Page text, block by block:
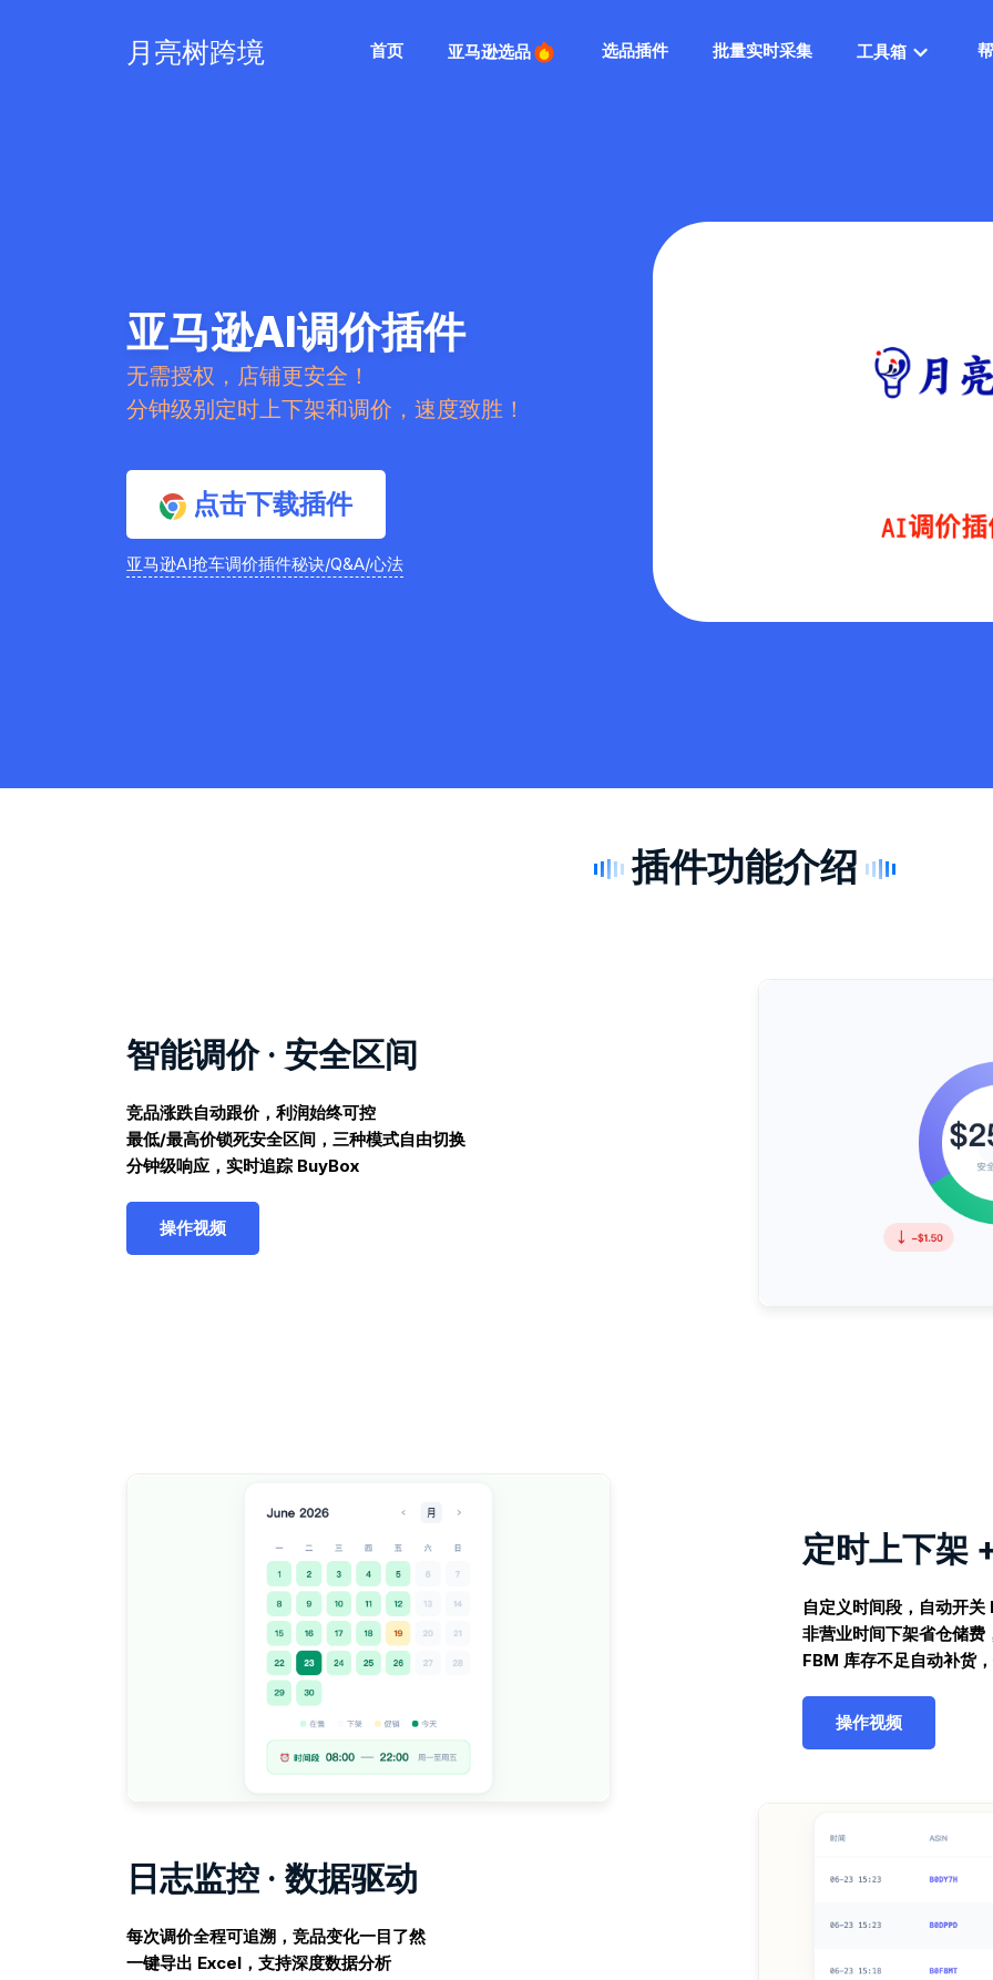
月亮树跨境 首页 亚马逊选品 选品插件 批量实时采集 工具箱
亚马逊AI调价插件
无需授权，店铺更安全！
分钟级别定时上下架和调价，速度致胜！
点击下载插件
亚马逊AI抢车调价插件秘诀/Q&A/心法
插件功能介绍
智能调价 · 安全区间
竞品涨跌自动跟价，利润始终可控
最低/最高价锁死安全区间，三种模式自由切换
分钟级响应，实时追踪 BuyBox
操作视频
定时上下架
自定义时间段，自动开
非营业时间下架省仓储费
FBM 库存不足自动补货
操作视频
日志监控 · 数据驱动
每次调价全程可追溯，竞品变化一目了然
一键导出 Excel，支持深度数据分析